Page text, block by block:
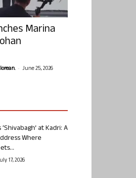
Marina
- June 25, 2026
at Kadri: A
Where
17, 2026